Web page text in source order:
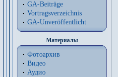
GA-Beiträge
Vortragsverzeichnis
GA-Unveröffentlicht
Материалы
Фотоархив
Видео
Аудио